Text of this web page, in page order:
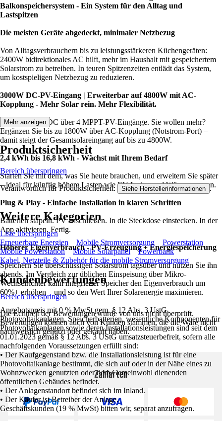
Balkonspeichersystem - Ein System für den Alltag und
Lastspitzen
Die meisten Geräte abgedeckt, minimaler Netzbezug
Von Alltagsverbrauchern bis zu leistungsstärkeren Küchengeräten:
2400W bidirektionales AC hilft, mehr im Haushalt mit gespeichertem
Solarstrom zu betreiben. In teuren Spitzenzeiten entlädt das System,
um kostspieligen Netzbezug zu reduzieren.
3000W DC-PV-Eingang | Erweiterbar auf 4800W mit AC-
Kopplung - Mehr Solar rein. Mehr Flexibilität.
Bis zu 3000W DC über 4 MPPT-PV-Eingänge. Sie wollen mehr?
Ergänzen Sie bis zu 1800W über AC-Kopplung (Notstrom-Port) –
damit steigt der Gesamtsolareingang auf bis zu 4800W.
2,4 kWh bis 16,8 kWh - Wächst mit Ihrem Bedarf
Starten Sie mit dem, was Sie heute brauchen, und erweitern Sie später
– ideal für künftig höhere Lasten wie EV-Laden und Wärmepumpen.
Plug & Play - Einfache Installation in klaren Schritten
Batterien stapeln. PV anschließen. In die Steckdose einstecken. In der
App aktivieren. Fertig.
Höherer Eigenverbrauch - PV-Erzeugung + Energiespeicherung
Speichern Sie überschüssigen Solarstrom tagsüber und nutzen Sie ihn
abends. Im Vergleich zur üblichen Einspeisung über Mikro-
Wechselrichter kann integrierter Speicher den Eigenverbrauch um
60%+ erhöhen – und so den Wert Ihrer Solarenergie maximieren.
Angebotspreis mit 0 % MwSt gem. § 12 Abs. 3 UstG
Photovoltaikanlagen, Speicherbatterien, wesentliche Komponenten für
Photovoltaikanlagen sowie deren Installationsleistungen sind seit dem
01.01.2023 gemäß § 12 Abs. 3 UStG umsatzsteuerbefreit, sofern alle
nachfolgenden Voraussetzungen erfüllt sind:
• Der Kaufgegenstand bzw. die Installationsleistung ist für eine
Photovoltaikanlage bestimmt, die sich auf oder in der Nähe eines zu
Wohnzwecken genutzten oder dem Gemeinwohl dienenden
öffentlichen Gebäudes befindet.
• Der Anlagenstandort befindet sich im Inland.
• Der Käufer ist Betreiber der Anlage.
Geschäftskunden (19 % MwSt) bitten wir, separat anzufragen.
Mehr anzeigen
Produktsicherheit
Bereich überspringen
Verantwortlich für Produktsicherheit: Siehe Herstellerinformationen .
Weitere Kategorien
Liste überspringen
Erneuerbare Energien
Mobile Stromversorgung
Powerstation
Mobile Powerstation
Mobile Solarpanel
Powerbank
Kabel, Netzteile & Zubehör für die mobile Stromversorgung
Kundenbewertungen
Bereich überspringen
Die Echtheit der Bewertungen wurde von uns nicht überprüft.
Bewertungen können auch von Kunden stammen, die die Ware nicht
nachweislich genutzt oder gekauft haben.
Zahlarten